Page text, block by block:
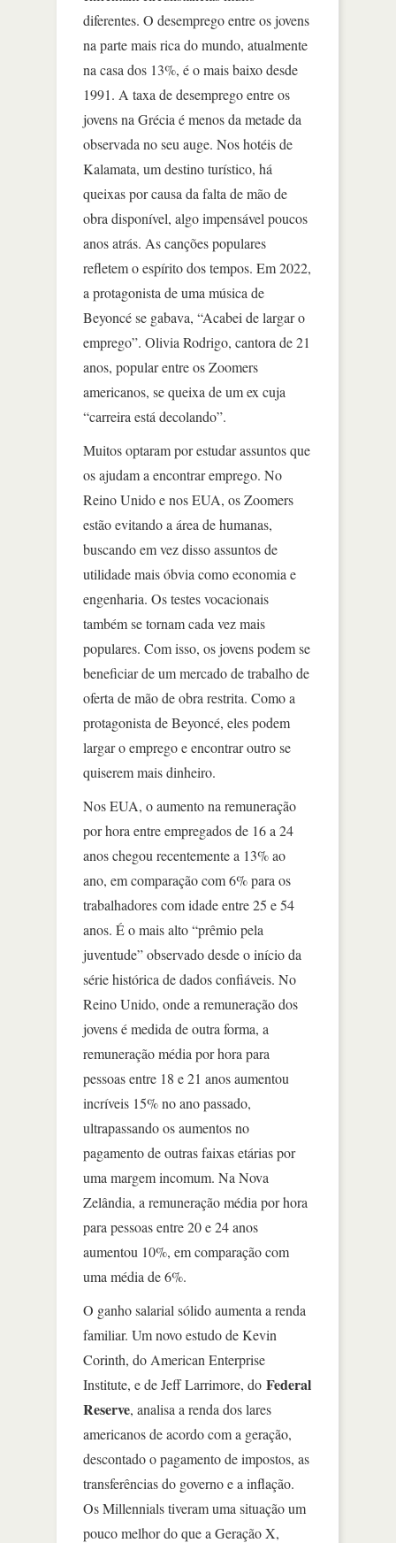
diferentes. O desemprego entre os jovens
na parte mais rica do mundo, atualmente
na casa dos 13%, é o mais baixo desde
1991. A taxa de desemprego entre os
jovens na Grécia é menos da metade da
observada no seu auge. Nos hotéis de
Kalamata, um destino turístico, há
queixas por causa da falta de mão de
obra disponível, algo impensável poucos
anos atrás. As canções populares
refletem o espírito dos tempos. Em 2022,
a protagonista de uma música de
Beyoncé se gabava, “Acabei de largar o
emprego”. Olivia Rodrigo, cantora de 21
anos, popular entre os Zoomers
americanos, se queixa de um ex cuja
“carreira está decolando”.
Muitos optaram por estudar assuntos que
os ajudam a encontrar emprego. No
Reino Unido e nos EUA, os Zoomers
estão evitando a área de humanas,
buscando em vez disso assuntos de
utilidade mais óbvia como economia e
engenharia. Os testes vocacionais
também se tornam cada vez mais
populares. Com isso, os jovens podem se
beneficiar de um mercado de trabalho de
oferta de mão de obra restrita. Como a
protagonista de Beyoncé, eles podem
largar o emprego e encontrar outro se
quiserem mais dinheiro.
Nos EUA, o aumento na remuneração
por hora entre empregados de 16 a 24
anos chegou recentemente a 13% ao
ano, em comparação com 6% para os
trabalhadores com idade entre 25 e 54
anos. É o mais alto “prêmio pela
juventude” observado desde o início da
série histórica de dados confiáveis. No
Reino Unido, onde a remuneração dos
jovens é medida de outra forma, a
remuneração média por hora para
pessoas entre 18 e 21 anos aumentou
incríveis 15% no ano passado,
ultrapassando os aumentos no
pagamento de outras faixas etárias por
uma margem incomum. Na Nova
Zelândia, a remuneração média por hora
para pessoas entre 20 e 24 anos
aumentou 10%, em comparação com
uma média de 6%.
O ganho salarial sólido aumenta a renda
familiar. Um novo estudo de Kevin
Corinth, do American Enterprise
Institute, e de Jeff Larrimore, do Federal
Reserve, analisa a renda dos lares
americanos de acordo com a geração,
descontado o pagamento de impostos, as
transferências do governo e a inflação.
Os Millennials tiveram uma situação um
pouco melhor do que a Geração X,